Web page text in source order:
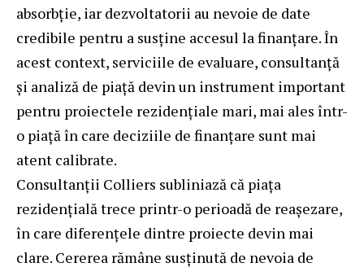
absorbție, iar dezvoltatorii au nevoie de date
credibile pentru a susține accesul la finanțare. În
acest context, serviciile de evaluare, consultanță
și analiză de piață devin un instrument important
pentru proiectele rezidențiale mari, mai ales într-
o piață în care deciziile de finanțare sunt mai
atent calibrate.
Consultanții Colliers subliniază că piața
rezidențială trece printr-o perioadă de reașezare,
în care diferențele dintre proiecte devin mai
clare. Cererea rămâne susținută de nevoia de